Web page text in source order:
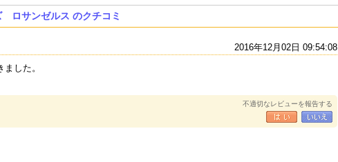
ロサンゼルス のクチコミ
2016年12月02日 09:54:08
した。
不適切なレビューを報告する